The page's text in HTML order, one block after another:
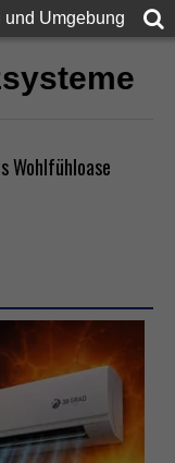
Umgebung
Wohlfühloase